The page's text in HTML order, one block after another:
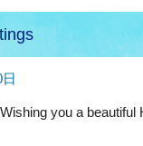
you a beautiful